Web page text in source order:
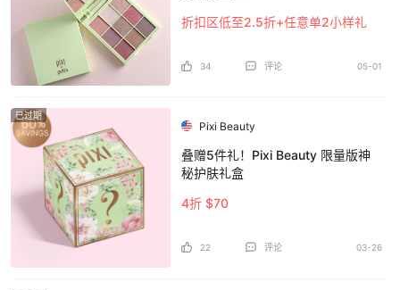
折扣区低至2.5折+任意单2小样礼
34 评论 05-01
已过期
Pixi Beauty
叠赠5件礼！Pixi Beauty 限量版神
秘护肤礼盒
4折 $70
22 评论 03-26